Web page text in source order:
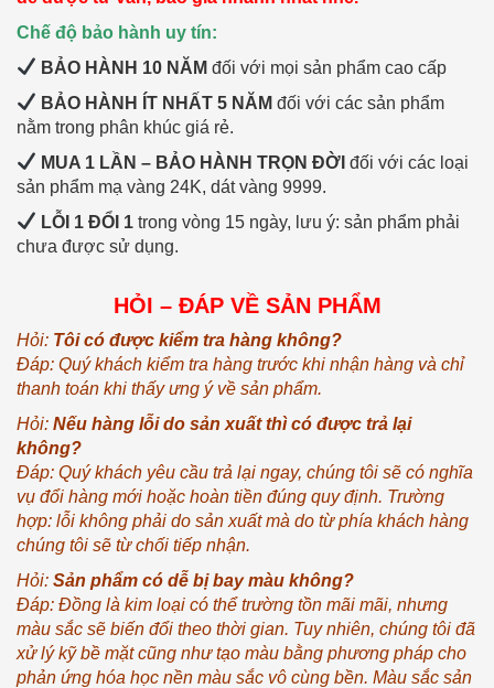
Chế độ bảo hành uy tín:
BẢO HÀNH 10 NĂM đối với mọi sản phẩm cao cấp
BẢO HÀNH ÍT NHẤT 5 NĂM đối với các sản phẩm
nằm trong phân khúc giá rẻ.
MUA 1 LẦN – BẢO HÀNH TRỌN ĐỜI đối với các loại
sản phẩm mạ vàng 24K, dát vàng 9999.
LỖI 1 ĐỔI 1 trong vòng 15 ngày, lưu ý: sản phẩm phải
chưa được sử dụng.
HỎI – ĐÁP VỀ SẢN PHẨM
Hỏi: Tôi có được kiểm tra hàng không?
Đáp: Quý khách kiểm tra hàng trước khi nhận hàng và chỉ
thanh toán khi thấy ưng ý về sản phẩm.
Hỏi: Nếu hàng lỗi do sản xuất thì có được trả lại
không?
Đáp: Quý khách yêu cầu trả lại ngay, chúng tôi sẽ có nghĩa
vụ đổi hàng mới hoặc hoàn tiền đúng quy định. Trường
hợp: lỗi không phải do sản xuất mà do từ phía khách hàng
chúng tôi sẽ từ chối tiếp nhận.
Hỏi: Sản phẩm có dễ bị bay màu không?
Đáp: Đồng là kim loại có thể trường tồn mãi mãi, nhưng
màu sắc sẽ biến đổi theo thời gian. Tuy nhiên, chúng tôi đã
xử lý kỹ bề mặt cũng như tạo màu bằng phương pháp cho
phản ứng hóa học nền màu sắc vô cùng bền. Màu sắc sản